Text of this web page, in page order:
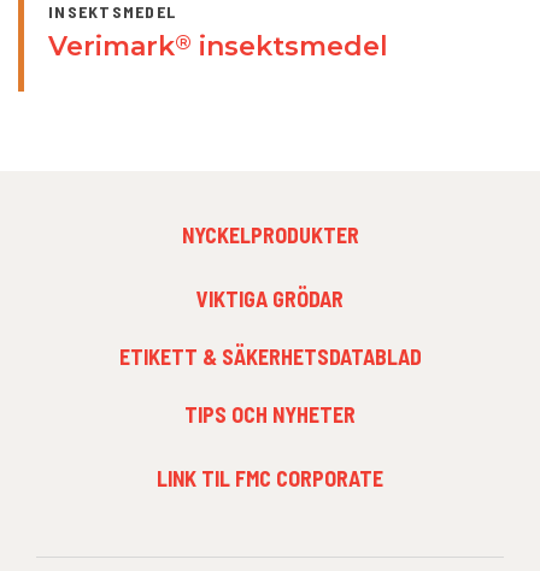
INSEKTSMEDEL
Verimark® insektsmedel
NYCKELPRODUKTER
VIKTIGA GRÖDAR
ETIKETT & SÄKERHETSDATABLAD
TIPS OCH NYHETER
LINK TIL FMC CORPORATE